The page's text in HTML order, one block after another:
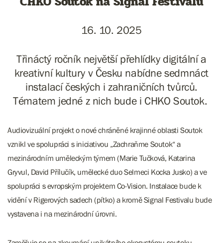
16. 10. 2025
Třináctý ročník největší přehlídky digitální a
kreativní kultury v Česku nabídne sedmnáct
instalací českých i zahraničních tvůrců.
Tématem jedné z nich bude i CHKO Soutok.
Audiovizuální projekt o nové chráněné krajinné oblasti Soutok
vznikl ve spolupráci s iniciativou „Zachraňme Soutok“ a
mezinárodním uměleckým týmem (Marie Tučková, Katarina
Gryvul, David Přílučík, umělecké duo Selmeci Kocka Jusko) a ve
spolupráci s evropským projektem Co-Vision. Instalace bude k
vidění v Rigerových sadech (pítko) a kromě Signal Festivalu bude
vystavena i na mezinárodní úrovni.